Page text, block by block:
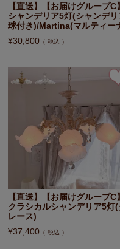
【直送】【お届けグループC】
シャンデリア5灯(シャンデリ
球付き)/Martina(マルティー
¥30,800 税込
【直送】【お届けグループC】
クラシカルシャンデリア5灯(
レース)
¥37,400 税込